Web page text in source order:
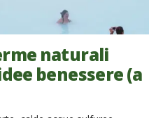
naturali
benessere (a